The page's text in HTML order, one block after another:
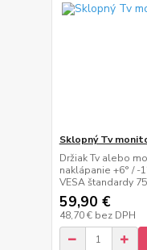
Sklopný Tv
Držiak Tv alebo
naklápanie +6° / -
VESA štandardy
59,90 €
48,70 € bez DPH